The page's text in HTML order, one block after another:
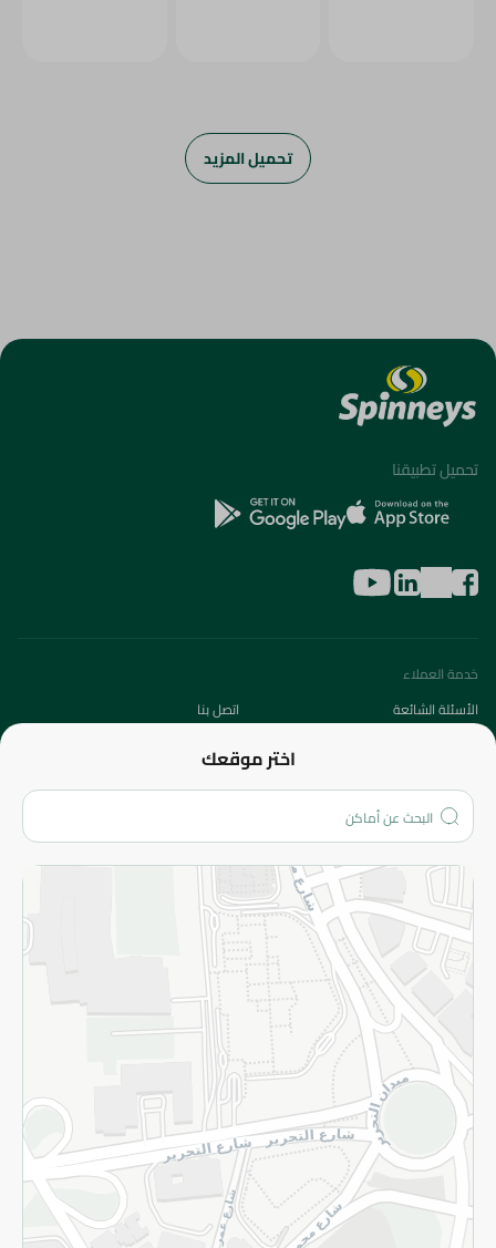
تحميل المزيد
اختر موقعك
تحميل تطبيقنا
خدمة العملاء
الأسئلة الشائعة
اتصل بنا
من نحن؟
الفروع
المزيد
الاسترجاع
سياسة الاستخدام
سياسة الخصوصية
قم بالتسجيل للنشرة
©2026 - Spinneys | جميع الحقوق محفوظة